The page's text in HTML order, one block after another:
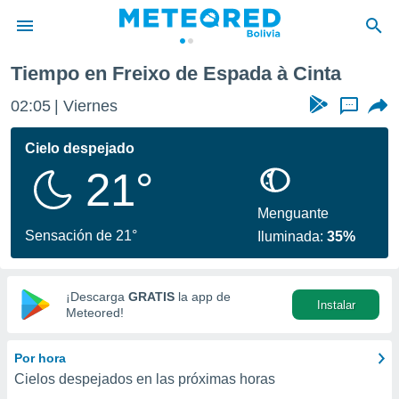
de
ha
calidad.
a este
las
y
digital
basada
Tiempo en Freixo de Espada à Cinta
02:05 Viernes ...
Cielo despejado
21°
Sensación de 21°
Menguante
Iluminada:35%
¡Descarga GRATIS la app de
Meteored!
Instalar
Por hora
Cielos despejados en las próximas horas